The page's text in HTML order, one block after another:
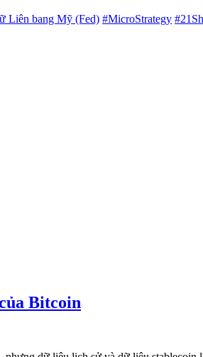
Liên bang Mỹ (Fed) #MicroStrategy
Bitcoin